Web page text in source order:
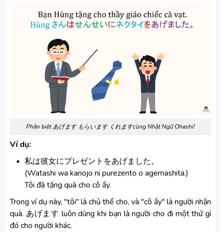
Phân biệt あげます もらいます くれますcùng Nhật Ngữ Ohashi!
Ví dụ:
私は彼女にプレゼントをあげました。
(Watashi wa kanojo ni purezento o agemashita.)
Tôi đã tặng quà cho cô ấy.
Trong ví dụ này, "tôi" là chủ thể cho, và "cô ấy" là người nhận
quà. あげます luôn dùng khi bạn là người cho đi một thứ gì
đó cho người khác.